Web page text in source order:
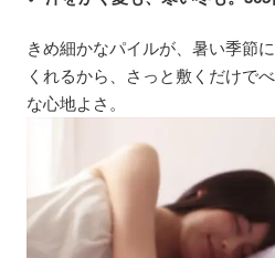
きめ細かなパイルが、暑い季節
くれるから、さっと敷くだけで
な心地よさ。